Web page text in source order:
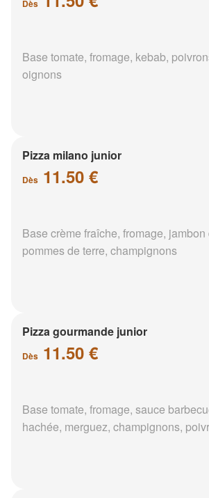
Dès
Base tomate, fromage, kebab,
oignons
Pizza milano junior
Dès 11.50 €
Base crème fraîche, fromage,
pommes de terre, champignons
Pizza gourmande junior
Dès 11.50 €
Base tomate, fromage, sauce
hachée, merguez, champignons,